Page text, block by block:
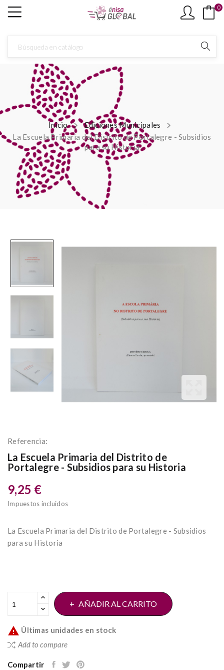
0
Inicio
Ediciones Municipales
La Escuela Primaria del Distrito de Portalegre - Subsidios
para su Historia
Referencia:
La Escuela Primaria del Distrito de
Portalegre - Subsidios para su Historia
9,25 €
Impuestos incluidos
La Escuela Primaria del Distrito de Portalegre - Subsidios
para su Historia
AÑADIR AL CARRITO
 Últimas unidades en stock
Add to compare
Compartir